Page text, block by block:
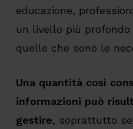
educazione,
un livello più
quelle che sono le
Una quantità così
informazioni può
gestire, soprattutto